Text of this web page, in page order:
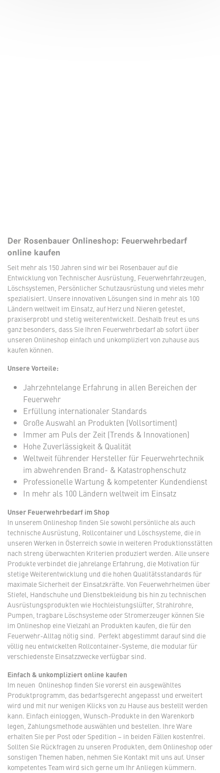
Der Rosenbauer Onlineshop: Feuerwehrbedarf
online kaufen
Seit mehr als 150 Jahren sind wir bei Rosenbauer auf die
Entwicklung von Technischer Ausrüstung, Feuerwehrfahrzeugen,
Löschsystemen, Persönlicher Schutzausrüstung und vieles mehr
spezialisiert. Unsere innovativen Lösungen sind in mehr als 100
Ländern weltweit im Einsatz, auf Herz und Nieren getestet,
praxiserprobt und stetig weiterentwickelt. Deshalb freut es uns
ganz besonders, dass Sie Ihren Feuerwehrbedarf ab sofort über
unseren Onlineshop einfach und unkompliziert von zuhause aus
kaufen können.
Unsere Vorteile:
Jahrzehntelange Erfahrung in allen Bereichen der
Feuerwehr
Erfüllung internationaler Standards
Große Auswahl an Produkten (Vollsortiment)
Immer am Puls der Zeit (Trends & Innovationen)
Hohe Zuverlässigkeit & Qualität
Weltweit führender Hersteller für Feuerwehrtechnik
im abwehrenden Brand- & Katastrophenschutz
Professionelle Wartung & kompetenter Kundendienst
In mehr als 100 Ländern weltweit im Einsatz
Unser Feuerwehrbedarf im Shop
In unserem Onlineshop finden Sie sowohl persönliche als auch
technische Ausrüstung, Rollcontainer und Löschsysteme, die in
unseren Werken in Österreich sowie in weiteren Produktionsstätten
nach streng überwachten Kriterien produziert werden. Alle unsere
Produkte verbindet die jahrelange Erfahrung, die Motivation für
stetige Weiterentwicklung und die hohen Qualitätsstandards für
maximale Sicherheit der Einsatzkräfte. Von Feuerwehrhelmen über
Stiefel, Handschuhe und Dienstbekleidung bis hin zu technischen
Ausrüstungsprodukten wie Hochleistungslüfter, Strahlrohre,
Pumpen, tragbare Löschsysteme oder Stromerzeuger können Sie
im Onlineshop eine Vielzahl an Produkten kaufen, die für den
Feuerwehr-Alltag nötig sind. Perfekt abgestimmt darauf sind die
völlig neu entwickelten Rollcontainer-Systeme, die modular für
verschiedenste Einsatzzwecke verfügbar sind.
Einfach & unkompliziert online kaufen
Im neuen Onlineshop finden Sie vorerst ein ausgewähltes
Produktprogramm, das bedarfsgerecht angepasst und erweitert
wird und mit nur wenigen Klicks von zu Hause aus bestellt werden
kann. Einfach einloggen, Wunsch-Produkte in den Warenkorb
legen, Zahlungsmethode auswählen und bestellen. Ihre Ware
erhalten Sie per Post oder Spedition – in beiden Fällen kostenfrei.
Sollten Sie Rückfragen zu unseren Produkten, dem Onlineshop oder
sonstigen Themen haben, nehmen Sie Kontakt mit uns auf. Unser
kompetentes Team wird sich gerne um Ihr Anliegen kümmern.